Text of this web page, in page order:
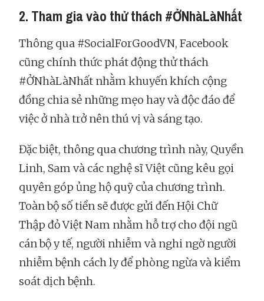
2. Tham gia vào thử thách #ỞNhàLàNhất
Thông qua #SocialForGoodVN, Facebook
cũng chính thức phát động thử thách
#ỞNhàLàNhất nhằm khuyến khích cộng
đồng chia sẻ những mẹo hay và độc đáo để
việc ở nhà trở nên thú vị và sáng tạo.
Đặc biệt, thông qua chương trình này, Quyền
Linh, Sam và các nghệ sĩ Việt cũng kêu gọi
quyên góp ủng hộ quỹ của chương trình.
Toàn bộ số tiền sẽ được gửi đến Hội Chữ
Thập đỏ Việt Nam nhằm hỗ trợ cho đội ngũ
cán bộ y tế, người nhiễm và nghi ngờ người
nhiễm bệnh cách ly để phòng ngừa và kiểm
soát dịch bệnh.